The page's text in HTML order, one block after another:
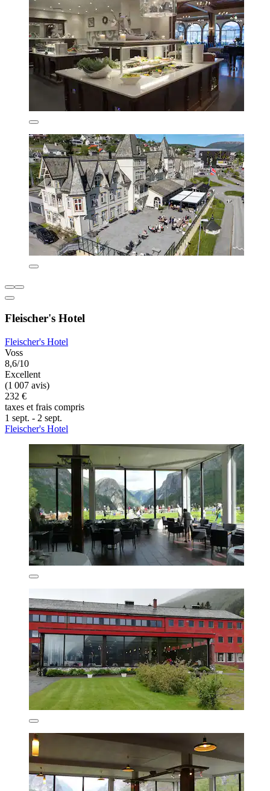
Fleischer's Hotel
Fleischer's Hotel
Voss
8,6/10
Excellent
(1 007 avis)
232 €
taxes et frais compris
1 sept. - 2 sept.
Fleischer's Hotel